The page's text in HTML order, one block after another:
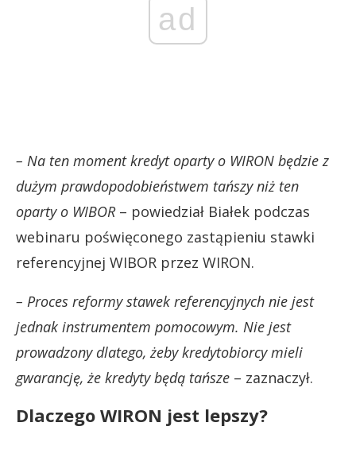
ad
– Na ten moment kredyt oparty o WIRON będzie z
dużym prawdopodobieństwem tańszy niż ten
oparty o WIBOR– powiedział Białek podczas
webinaru poświęconego zastąpieniu stawki
referencyjnej WIBOR przez WIRON.
– Proces reformy stawek referencyjnych nie jest
jednak instrumentem pomocowym. Nie jest
prowadzony dlatego, żeby kredytobiorcy mieli
gwarancję, że kredyty będą tańsze – zaznaczył.
Dlaczego WIRON jest lepszy?